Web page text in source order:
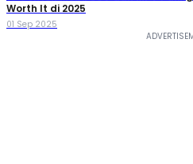
Worth It di 2025
01 Sep 2025